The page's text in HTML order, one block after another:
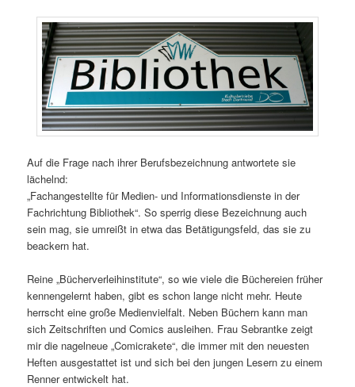
Auf die Frage nach ihrer Berufsbezeichnung antwortete sie
lächelnd:
„Fachangestellte für Medien- und Informationsdienste in der
Fachrichtung Bibliothek“. So sperrig diese Bezeichnung auch
sein mag, sie umreißt in etwa das Betätigungsfeld, das sie zu
beackern hat.
Reine „Bücherverleihinstitute“, so wie viele die Büchereien früher
kennengelernt haben, gibt es schon lange nicht mehr. Heute
herrscht eine große Medienvielfalt. Neben Büchern kann man
sich Zeitschriften und Comics ausleihen. Frau Sebrantke zeigt
mir die nagelneue „Comicrakete“, die immer mit den neuesten
Heften ausgestattet ist und sich bei den jungen Lesern zu einem
Renner entwickelt hat.